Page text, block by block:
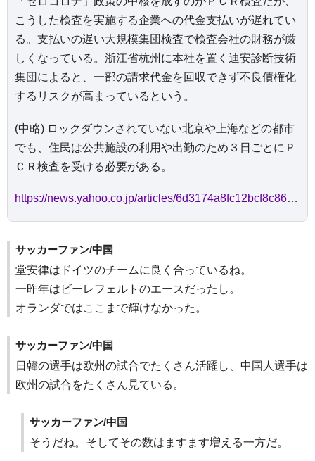
こうした検査を実施する企業への代金支払いが遅れてい
る。支払いの遅い大規模集団検査で検査会社の財務が厳
しくなっている。浙江省杭州に本社を置く迪安診断技術
集団によると、一部の請求代金を回収できず不良債権化
するリスクが高まっているという。
(中略) ロックダウンされていない北京や上海などの都市
でも、住民は公共施設の利用や出勤のため３日ごとにＰ
ＣＲ検査を受ける必要がある。
https://news.yahoo.co.jp/articles/6d3174a8fc12bcf8c86bf63c8ff3ac26b369e9b5
サッカーファン/中国
堂安律はドイツのチームに良く合っているね。
一昨年はビーレフェルトのエースだったし。
オランダではここまで輝けなかった。
サッカーファン/中国
日韓の選手は欧州の試合でたくさん活躍し、中国人選手は
欧州の試合をたくさん見ている。
サッカーファン/中国
そうだね。そしてその数はますます増える一方だ。